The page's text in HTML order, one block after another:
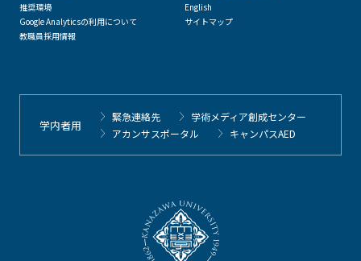
推奨環境
Google Analyticsの利用について
教職員採用情報
English
サイトマップ
学内者用
緊急連絡先
学術メディア創成センター
アカンサスポータル
キャンパスAED